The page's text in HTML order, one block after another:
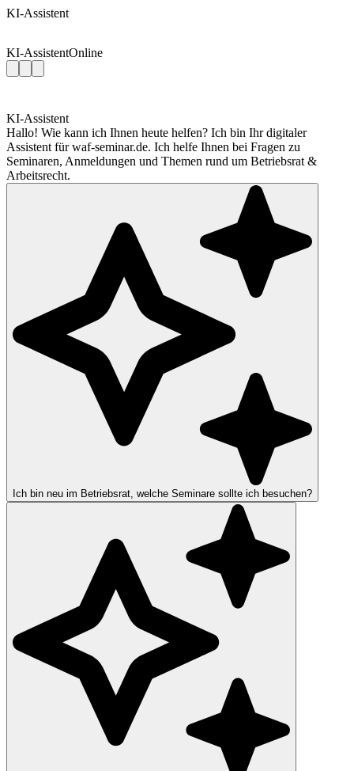
KI-Assistent
KI-AssistentOnline
KI-Assistent
Hallo! Wie kann ich Ihnen heute helfen? Ich bin Ihr digitaler
Assistent für waf-seminar.de. Ich helfe Ihnen bei Fragen zu
Seminaren, Anmeldungen und Themen rund um Betriebsrat &
Arbeitsrecht.
Ich bin neu im Betriebsrat, welche Seminare sollte ich besuchen?